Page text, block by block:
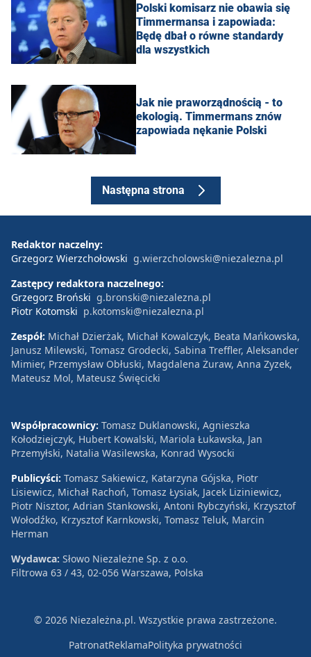
Polski komisarz nie obawia się
Timmermansa i zapowiada:
Będę dbał o równe standardy
dla wszystkich
Jak nie praworządnością - to
ekologią. Timmermans znów
zapowiada nękanie Polski
Następna strona
Redaktor naczelny:
Grzegorz Wierzchołowski g.wierzcholowski@niezalezna.pl
Zastępcy redaktora naczelnego:
Grzegorz Broński g.bronski@niezalezna.pl
Piotr Kotomski p.kotomski@niezalezna.pl
Zespół: Michał Dzierżak, Michał Kowalczyk, Beata Mańkowska,
Janusz Milewski, Tomasz Grodecki, Sabina Treffler, Aleksander
Mimier, Przemysław Obłuski, Magdalena Żuraw, Anna Zyzek,
Mateusz Mol, Mateusz Święcicki
Współpracownicy: Tomasz Duklanowski, Agnieszka
Kołodziejczyk, Hubert Kowalski, Mariola Łukawska, Jan
Przemyłski, Natalia Wasilewska, Konrad Wysocki
Publicyści: Tomasz Sakiewicz, Katarzyna Gójska, Piotr
Lisiewicz, Michał Rachoń, Tomasz Łysiak, Jacek Liziniewicz,
Piotr Nisztor, Adrian Stankowski, Antoni Rybczyński, Krzysztof
Wołodźko, Krzysztof Karnkowski, Tomasz Teluk, Marcin
Herman
Wydawca: Słowo Niezależne Sp. z o.o.
Filtrowa 63 / 43, 02-056 Warszawa, Polska
© 2026 Niezależna.pl. Wszystkie prawa zastrzeżone.
PatronatReklamaPolityka prywatności